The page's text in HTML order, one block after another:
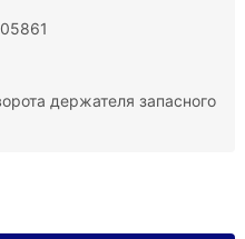
держателя запасного